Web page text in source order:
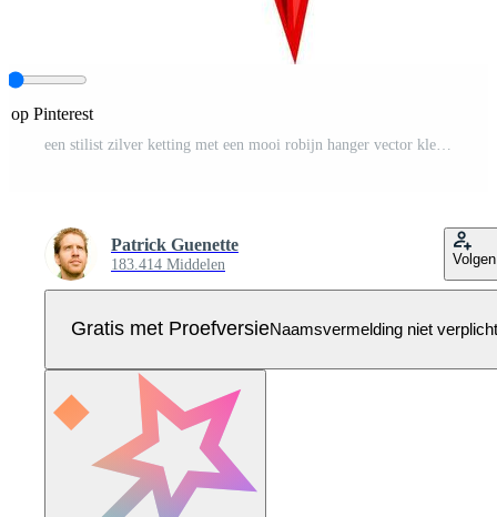
op Pinterest
Patrick Guenette
183.414 Middelen Volgen
Gratis met ProefversieNaamsvermelding niet verplicht